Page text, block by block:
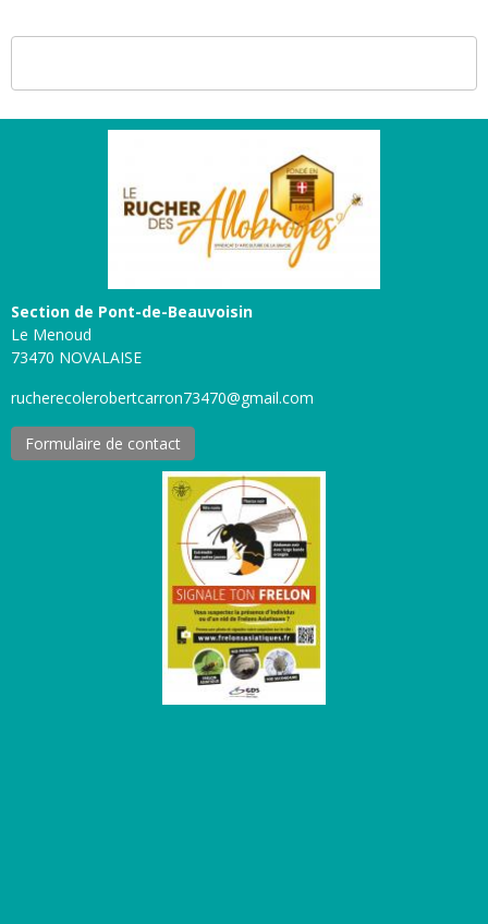
Section de Pont-de-Beauvoisin
Le Menoud
73470 NOVALAISE
rucherecolerobertcarron73470@gmail.com
Formulaire de contact